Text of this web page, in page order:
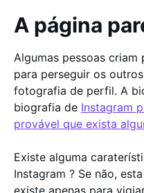
A página
Algumas pessoas criam
para perseguir os
fotografia de perfil. A
biografia de Instagram
provável que exista
Existe alguma
Instagram ? Se não,
existe apenas para